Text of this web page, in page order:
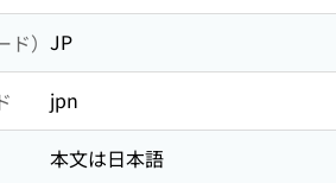
） JP
jpn
本文は日本語